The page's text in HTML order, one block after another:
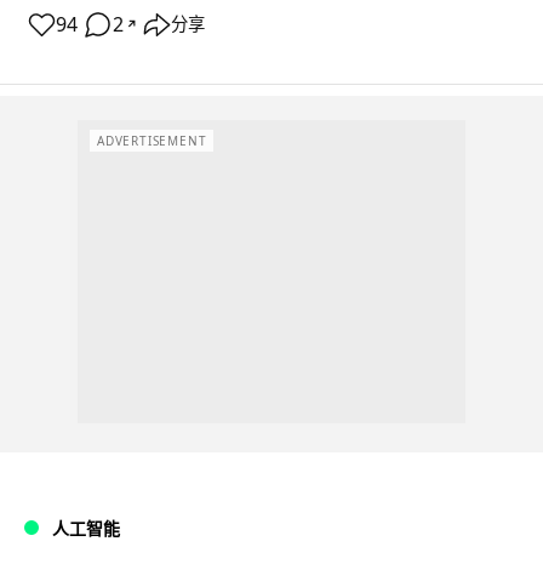
94 2 ↗ 分享
ADVERTISEMENT
人工智能